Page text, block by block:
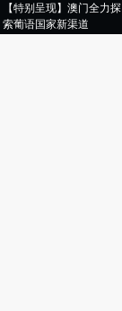
【特别呈现】澳门全力探
索葡语国家新渠道